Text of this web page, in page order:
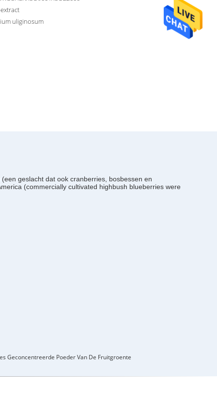
uliginosum
geslacht dat ook cranberries, bosbessen en
(commercially cultivated highbush blueberries were
Geconcentreerde Poeder Van De Fruitgroente